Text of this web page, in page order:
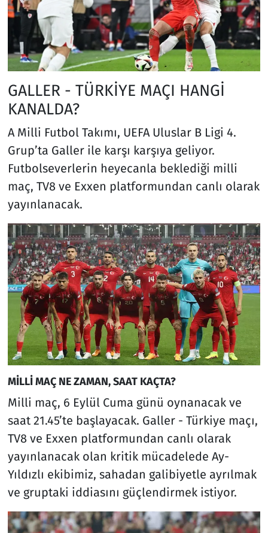
GALLER - TÜRKİYE MAÇI HANGİ
KANALDA?
A Milli Futbol Takımı, UEFA Uluslar B Ligi 4.
Grup’ta Galler ile karşı karşıya geliyor.
Futbolseverlerin heyecanla beklediği milli
maç, TV8 ve Exxen platformundan canlı olarak
yayınlanacak.
MİLLİ MAÇ NE ZAMAN, SAAT KAÇTA?
Milli maç, 6 Eylül Cuma günü oynanacak ve
saat 21.45’te başlayacak. Galler - Türkiye maçı,
TV8 ve Exxen platformundan canlı olarak
yayınlanacak olan kritik mücadelede Ay-
Yıldızlı ekibimiz, sahadan galibiyetle ayrılmak
ve gruptaki iddiasını güçlendirmek istiyor.